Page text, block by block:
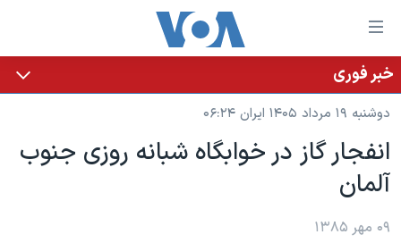
لینکهای
قابل
دسترسی
جهش
محتوای
اصلی
به
خانه
نسخه سبک وب‌سایت
موضوع ها
ایران
آمریکا
برنامه های تلویزیونی
جدول برنامه ها
خبر فوری
دوشنبه ۱۹ مرداد ۱۴۰۵ ایران ۰۶:۲۴
انفجار گاز در خوابگاه شبانه روزی جنوب
آلمان
۰۹ مهر ۱۳۸۵